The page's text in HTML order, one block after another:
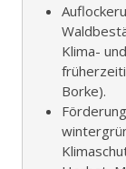
Klima-
Borke).